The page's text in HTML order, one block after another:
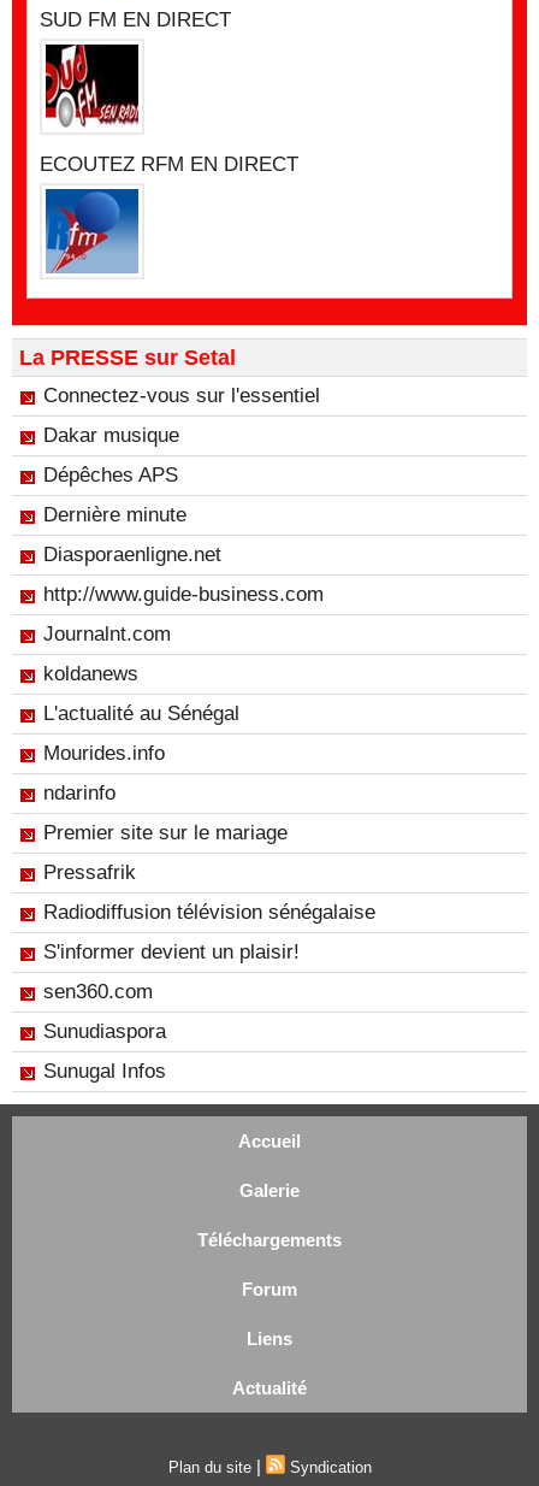
SUD FM EN DIRECT
ECOUTEZ RFM EN DIRECT
La PRESSE sur Setal
Connectez-vous sur l'essentiel
Dakar musique
Dépêches APS
Dernière minute
Diasporaenligne.net
http://www.guide-business.com
Journalnt.com
koldanews
L'actualité au Sénégal
Mourides.info
ndarinfo
Premier site sur le mariage
Pressafrik
Radiodiffusion télévision sénégalaise
S'informer devient un plaisir!
sen360.com
Sunudiaspora
Sunugal Infos
Accueil
Galerie
Téléchargements
Forum
Liens
Actualité
Plan du site | Syndication